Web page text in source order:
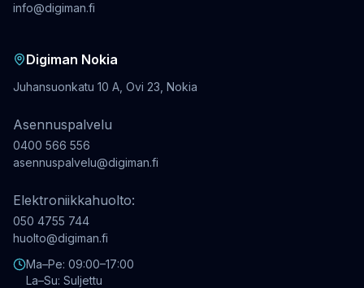
info@digiman.fi
Digiman Nokia
Juhansuonkatu 10 A, Ovi 23, Nokia
Asennuspalvelu
0400 566 556
asennuspalvelu@digiman.fi
Elektroniikkahuolto:
050 4755 744
huolto@digiman.fi
Ma–Pe: 09:00–17:00
La–Su: Suljettu